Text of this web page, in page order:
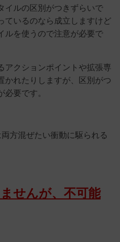
イルの区別がつきずらいで
ているのなら成立しますけど
ルを使うので注意が必要で
アクションポイントや拡張専
かれたりしますが、区別がつ
必要です。
方混ぜたい衝動に駆られる
せんが、不可能